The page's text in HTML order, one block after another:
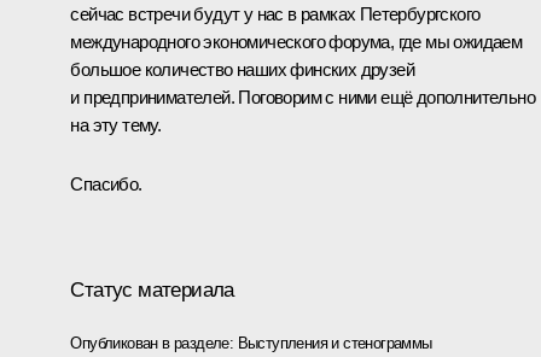
сейчас встречи будут у нас в рамках Петербургского
международного экономического форума, где мы ожидаем
большое количество наших финских друзей
и предпринимателей. Поговорим с ними ещё дополнительно
на эту тему.
Спасибо.
Статус материала
Опубликован в разделе: Выступления и стенограммы